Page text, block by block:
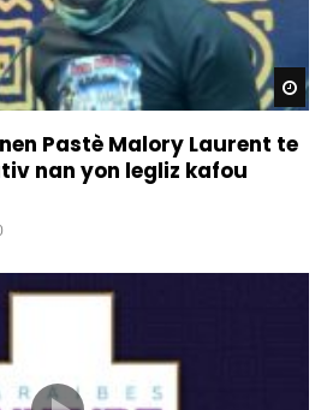
Pastè Malory Laurent te
nan yon legliz kafou